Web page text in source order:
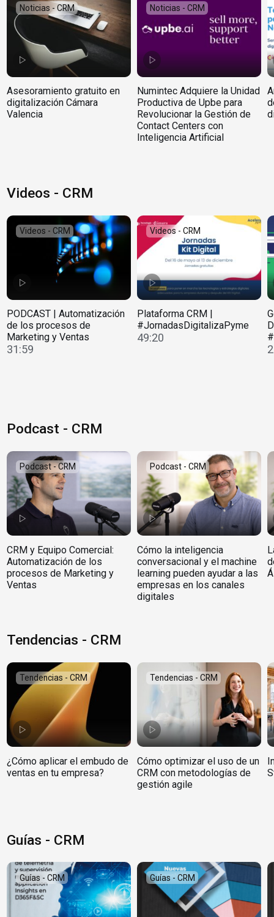
Noticias - CRM
Asesoramiento gratuito en
digitalización Cámara
Valencia
Noticias - CRM
Numintec Adquiere la Unidad
Productiva de Upbe para
Revolucionar la Gestión de
Contact Centers con
Inteligencia Artificial
Videos - CRM
Videos - CRM
PODCAST | Automatización
de los procesos de
Marketing y Ventas
31:59
Videos - CRM
Plataforma CRM |
#JornadasDigitalizaPyme
49:20
Podcast - CRM
Podcast - CRM
CRM y Equipo Comercial:
Automatización de los
procesos de Marketing y
Ventas
Podcast - CRM
Cómo la inteligencia
conversacional y el machine
learning pueden ayudar a las
empresas en los canales
digitales
Tendencias - CRM
Tendencias - CRM
¿Cómo aplicar el embudo de
ventas en tu empresa?
Tendencias - CRM
Cómo optimizar el uso de un
CRM con metodologías de
gestión agile
Guías - CRM
Guías - CRM Guías - CRM